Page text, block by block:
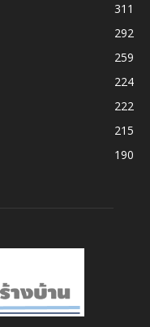
311
292
259
224
222
215
190